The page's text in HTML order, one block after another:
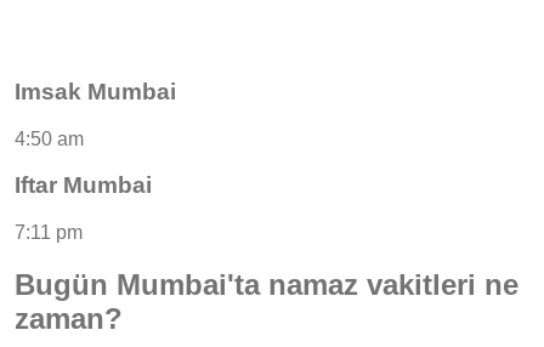
Imsak Mumbai
4:50 am
Iftar Mumbai
7:11 pm
Bugün Mumbai'ta namaz vakitleri ne
zaman?